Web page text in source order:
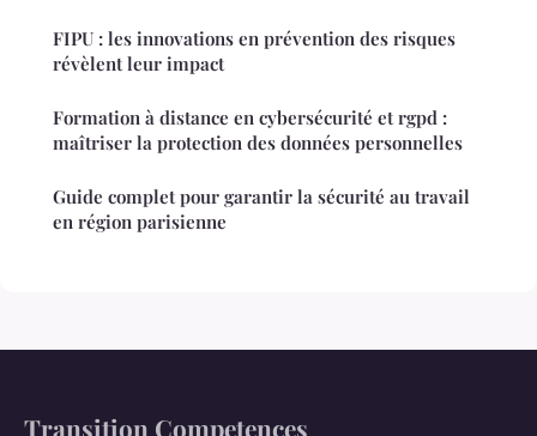
FIPU : les innovations en prévention des risques
révèlent leur impact
Formation à distance en cybersécurité et rgpd :
maîtriser la protection des données personnelles
Guide complet pour garantir la sécurité au travail
en région parisienne
Transition Competences